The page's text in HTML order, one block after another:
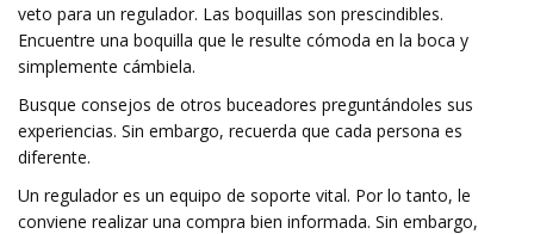
veto para un regulador. Las boquillas son prescindibles.
Encuentre una boquilla que le resulte cómoda en la boca y
simplemente cámbiela.
Busque consejos de otros buceadores preguntándoles sus
experiencias. Sin embargo, recuerda que cada persona es
diferente.
Un regulador es un equipo de soporte vital. Por lo tanto, le
conviene realizar una compra bien informada. Sin embargo,